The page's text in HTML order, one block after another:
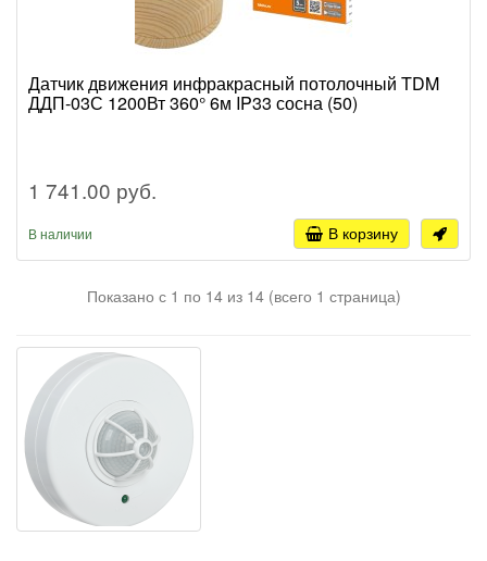
Датчик движения инфракрасный потолочный TDM
ДДП-03С 1200Вт 360° 6м IP33 сосна (50)
1 741.00 руб.
В наличии В корзину
Показано с 1 по 14 из 14 (всего 1 страница)